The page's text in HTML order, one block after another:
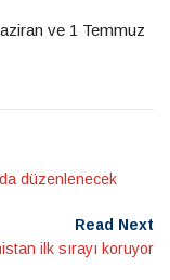
ve 1 Temmuz
düzenlenecek
Read Next
ilk sırayı koruyor